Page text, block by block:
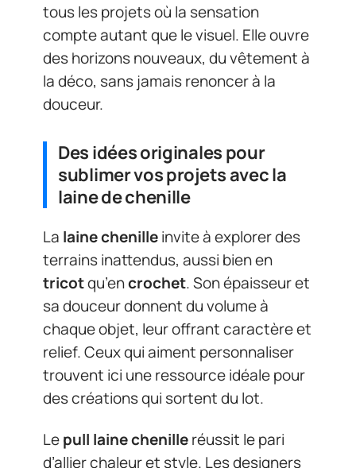
tous les projets où la sensation
compte autant que le visuel. Elle ouvre
des horizons nouveaux, du vêtement à
la déco, sans jamais renoncer à la
douceur.
Des idées originales pour
sublimer vos projets avec la
laine de chenille
La laine chenilleinvite à explorer des
terrains inattendus, aussi bien en
tricotqu’encrochet. Son épaisseur et
sa douceur donnent du volume à
chaque objet, leur offrant caractère et
relief. Ceux qui aiment personnaliser
trouvent ici une ressource idéale pour
des créations qui sortent du lot.
Lepull laine chenilleréussit le pari
d’allier chaleur et style. Les designers